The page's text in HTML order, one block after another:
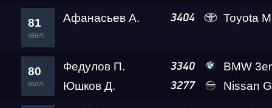
81
квал.
Афанасьев А. 3404 Toyota
80
квал.
Федулов П. 3340
BMW
Юшков Д.
3277 Nissan GT-